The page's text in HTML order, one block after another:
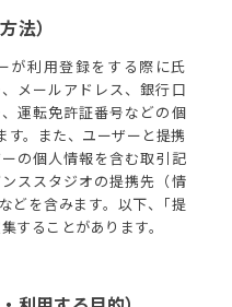
法）
が利用登録をする際に氏
メールアドレス、銀行口
運転免許証番号などの個
す。また、ユーザーと提携
の個人情報を含む取引記
ススタジオの提携先（情
どを含みます。以下、｢提
することがあります。